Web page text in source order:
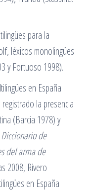
para la
léxicos monolingües
y Fortuoso 1998).
en España
la presencia
(Barcia 1978) y
Diccionario de
del arma de
2008, Rivero
en España